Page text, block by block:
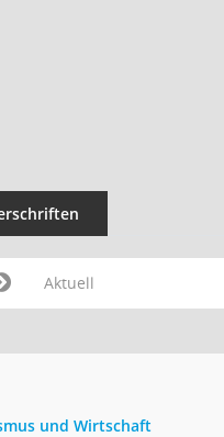
Aktuell
und Wirtschaft